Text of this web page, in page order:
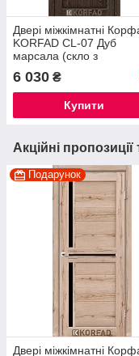
Двері міжкімнатні
KORFAD CL-07 Дуб
марсала (скло з
малюнком М1/М2)
6 030 ₴
Купити
Акційні
Подарунок
Двері міжкімнатні